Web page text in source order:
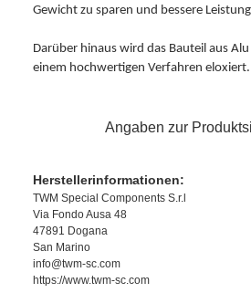
Gewicht zu sparen und bessere
Darüber hinaus wird das Bauteil aus
einem hochwertigen Verfahren eloxiert.
Angaben zur
Herstellerinformationen:
TWM Special Components S.r.l
Via Fondo Ausa 48
47891 Dogana
San Marino
info@twm-sc.com
https://www.twm-sc.com